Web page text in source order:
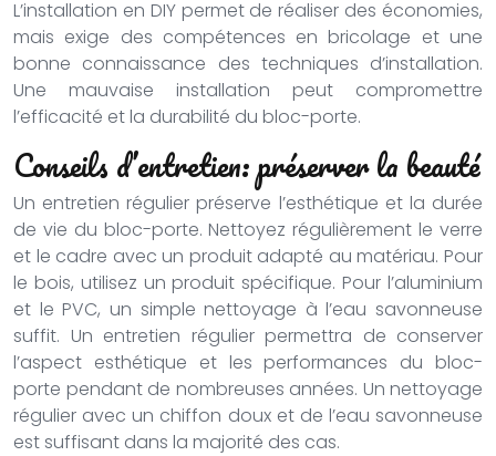
L’installation en DIY permet de réaliser des économies,
mais exige des compétences en bricolage et une
bonne connaissance des techniques d’installation.
Une mauvaise installation peut compromettre
l’efficacité et la durabilité du bloc-porte.
Conseils d’entretien: préserver la beauté
Un entretien régulier préserve l’esthétique et la durée
de vie du bloc-porte. Nettoyez régulièrement le verre
et le cadre avec un produit adapté au matériau. Pour
le bois, utilisez un produit spécifique. Pour l’aluminium
et le PVC, un simple nettoyage à l’eau savonneuse
suffit. Un entretien régulier permettra de conserver
l’aspect esthétique et les performances du bloc-
porte pendant de nombreuses années. Un nettoyage
régulier avec un chiffon doux et de l’eau savonneuse
est suffisant dans la majorité des cas.